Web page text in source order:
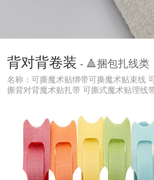
背对背卷装 - 🔺捆包扎线类
名称：可撕魔术贴绑带可撕魔术贴束线
撕背对背魔术贴扎带 可撕式魔术贴理线